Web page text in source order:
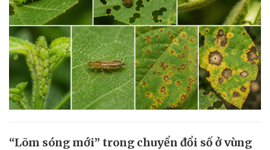
“Lõm sóng mới” trong chuyển đổi số ở vùng